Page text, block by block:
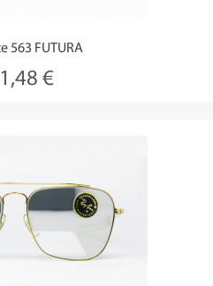
563 FUTURA
€